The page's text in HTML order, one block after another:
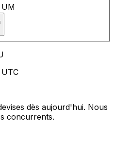
UM
dès aujourd'hui. Nous
concurrents.